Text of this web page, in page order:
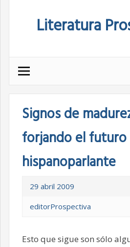
Literatura
Signos de
forjando el futuro
hispanoparlante
29 abril 2009
editorProspectiva
Esto que sigue son sólo